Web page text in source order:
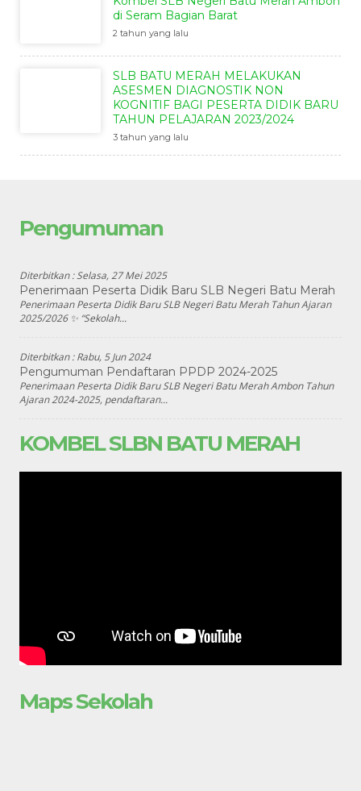
di Seram Bagian Barat
2 tahun yang lalu
SLB BATU MERAH MELAKUKAN
ASESMEN DIAGNOSTIK NON
KOGNITIF BAGI PESERTA DIDIK BARU
TAHUN PELAJARAN 2023/2024
3 tahun yang lalu
Pengumuman
Diterbitkan :Selasa, 27 Mei 2025
Penerimaan Peserta Didik Baru SLB Negeri Batu Merah
Penerimaan Peserta Didik Baru SLB Negeri Batu Merah Tahun Ajaran
2025/2026 ✨ “Sekolah...
Diterbitkan :Rabu, 5 Jun 2024
Pengumuman Pendaftaran PPDP 2024-2025
Penerimaan Peserta Didik Baru SLB Negeri Batu Merah Ambon Tahun
Ajaran 2024-2025, pendaftaran...
KOMBEL SLBN BATU MERAH
Maps Sekolah